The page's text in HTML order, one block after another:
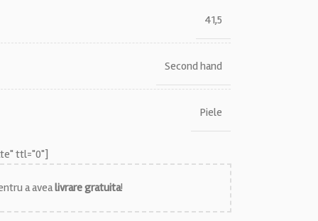
41,5
Second hand
Piele
ttl="0"]
a avealivrare gratuita!